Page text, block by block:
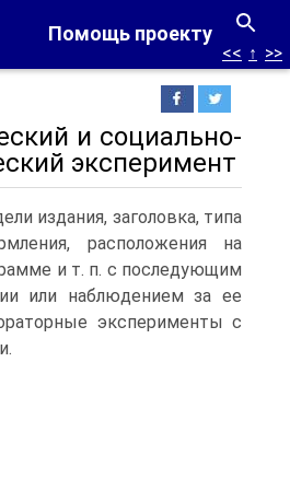
Помощь проекту
<< ↑ >>
и социально-
эксперимент
издания, заголовка, типа
расположения на
и т. п. с последующим
или наблюдением за ее
эксперименты с